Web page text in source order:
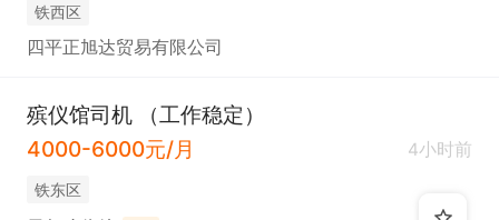
铁西区
四平正旭达贸易有限公司
殡仪馆司机 （工作稳定）
4000-6000元/月
4小时前
铁东区